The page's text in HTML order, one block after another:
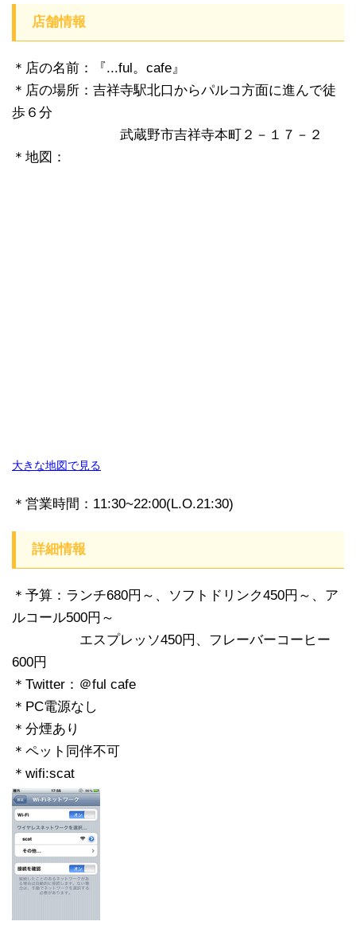
店舗情報
＊店の名前：『...ful。cafe』
＊店の場所：吉祥寺駅北口からパルコ方面に進んで徒
歩６分
武蔵野市吉祥寺本町２－１７－２
＊地図：
大きな地図で見る
＊営業時間：11:30~22:00(L.O.21:30)
詳細情報
＊予算：ランチ680円～、ソフトドリンク450円～、ア
ルコール500円～
エスプレッソ450円、フレーバーコーヒー
600円
＊Twitter：＠ful cafe
＊PC電源なし
＊分煙あり
＊ペット同伴不可
＊wifi:scat